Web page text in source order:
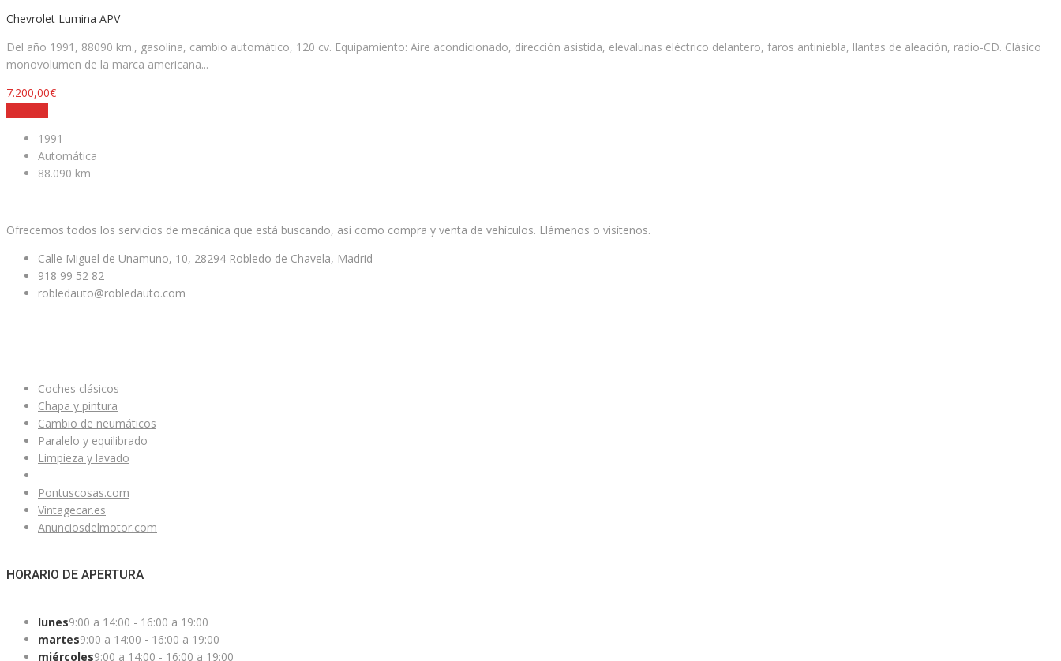
Chevrolet Lumina APV
Del año 1991, 88090 km., gasolina, cambio automático, 120 cv. Equipamiento: Aire acondicionado, dirección asistida, elevalunas eléctrico delantero, faros antiniebla, llantas de aleación, radio-CD. Clásico
monovolumen de la marca americana...
7.200,00€
1991
Automática
88.090 km
Ofrecemos todos los servicios de mecánica que está buscando, así como compra y venta de vehículos. Llámenos o visítenos.
Calle Miguel de Unamuno, 10, 28294 Robledo de Chavela, Madrid
918 99 52 82
robledauto@robledauto.com
Coches clásicos
Chapa y pintura
Cambio de neumáticos
Paralelo y equilibrado
Limpieza y lavado
Pontuscosas.com
Vintagecar.es
Anunciosdelmotor.com
HORARIO DE APERTURA
lunes9:00 a 14:00 - 16:00 a 19:00
martes9:00 a 14:00 - 16:00 a 19:00
miércoles9:00 a 14:00 - 16:00 a 19:00